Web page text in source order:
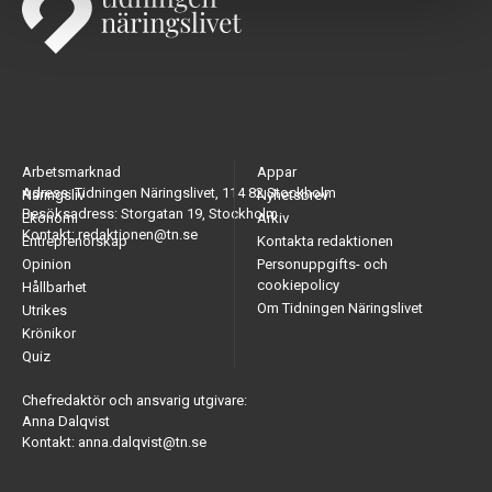
Adress: Tidningen Näringslivet, 114 82 Stockholm
Besöksadress: Storgatan 19, Stockholm
Kontakt: redaktionen@tn.se
Arbetsmarknad
Näringsliv
Ekonomi
Entreprenörskap
Opinion
Hållbarhet
Utrikes
Krönikor
Quiz
Appar
Nyhetsbrev
Arkiv
Kontakta redaktionen
Personuppgifts- och
cookiepolicy
Om Tidningen Näringslivet
Chefredaktör och ansvarig utgivare:
Anna Dalqvist
Kontakt: anna.dalqvist@tn.se